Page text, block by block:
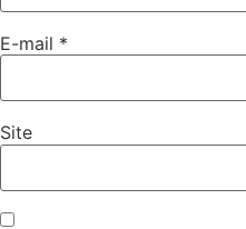
E-mail *
Site